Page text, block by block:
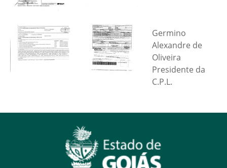
Germino
Alexandre de
Oliveira
Presidente da
C.P.L.